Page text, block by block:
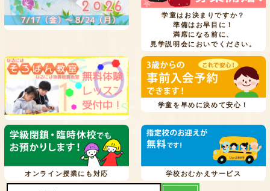
学童はお決まりですか？
準備はお早目に！
満席になる前に、
見学説明会においでください。
学童を早めに決めて安心！
オンライン授業にも対応 学校おむかえサービス